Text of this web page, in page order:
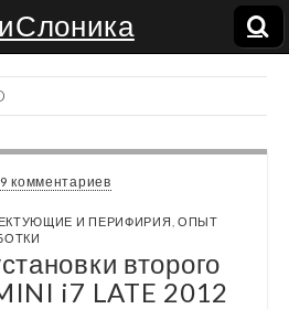
9 комментариев
И ПЕРИФИРИЯ ,ОПЫТ
второго
i7 LATE 2012